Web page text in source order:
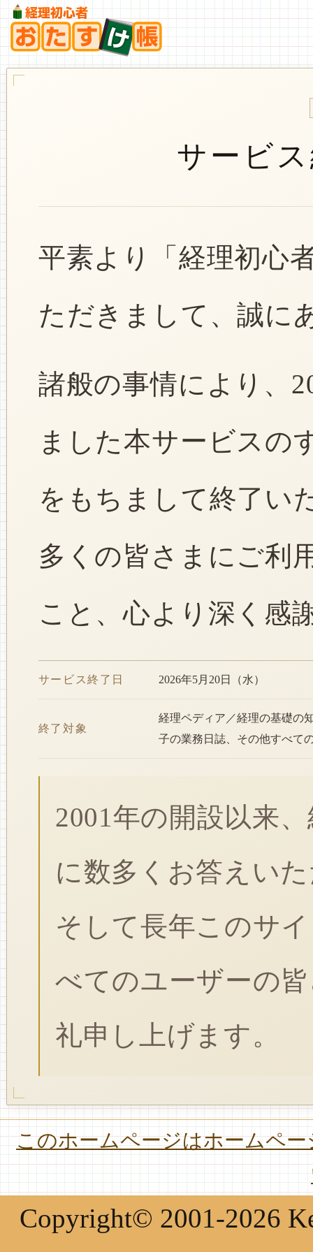
サービ
平素より「経理初心
ただきまして、誠に
諸般の事情により、
ました本サービスの
をもちまして終了い
多くの皆さまにご利
こと、心より深く感
サービス終了日 2026年5月20日（水）
終了対象
経理ペディア／経理の基礎の
子の業務日誌、その他すべて
2001年の開設以来
に数多くお答えい
そして長年このサ
べてのユーザーの
礼申し上げます。
このホームページはホームペ
Copyright© 2001-2026